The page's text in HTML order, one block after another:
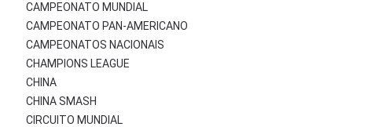
CAMPEONATO MUNDIAL
CAMPEONATO PAN-AMERICANO
CAMPEONATOS NACIONAIS
CHAMPIONS LEAGUE
CHINA
CHINA SMASH
CIRCUITO MUNDIAL